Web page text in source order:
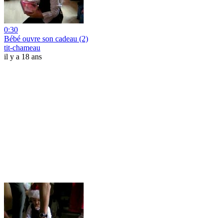
0:30
Bébé ouvre son cadeau (2)
tit-chameau
il y a 18 ans